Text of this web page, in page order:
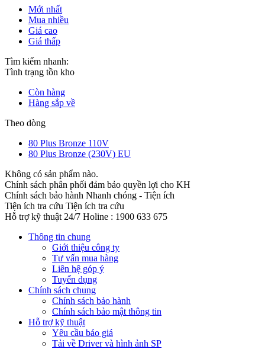
Mới nhất
Mua nhiều
Giá cao
Giá thấp
Tìm kiếm nhanh:
Tình trạng tồn kho
Còn hàng
Hàng sắp về
Theo dòng
80 Plus Bronze 110V
80 Plus Bronze (230V) EU
Không có sản phẩm nào.
Chính sách phân phối đảm bảo quyền lợi cho KH
Chính sách bảo hành Nhanh chóng - Tiện ích
Tiện ích tra cứu Tiện ích tra cứu
Hỗ trợ kỹ thuật 24/7 Holine : 1900 633 675
Thông tin chung
Giới thiệu công ty
Tư vấn mua hàng
Liên hệ góp ý
Tuyển dụng
Chính sách chung
Chính sách bảo hành
Chính sách bảo mật thông tin
Hỗ trợ kỹ thuật
Yêu cầu báo giá
Tải về Driver và hình ảnh SP